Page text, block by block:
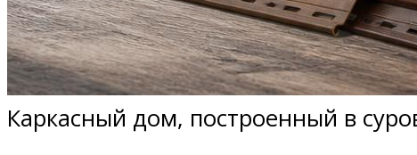
Каркасный дом, построенный в